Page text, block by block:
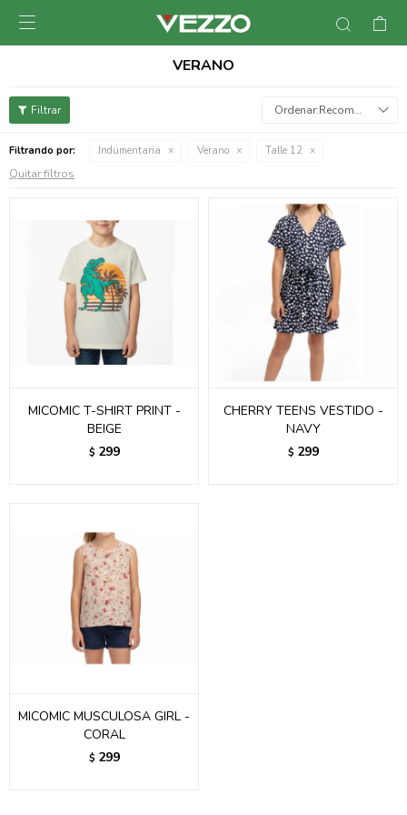

VERANO
Recomendados
Filtrando por: Indumentaria Verano Talle 12
Quitar filtros
MICOMIC T-SHIRT PRINT -
BEIGE
$ 299
CHERRY TEENS VESTIDO -
NAVY
$ 299
MICOMIC MUSCULOSA GIRL -
CORAL
$ 299